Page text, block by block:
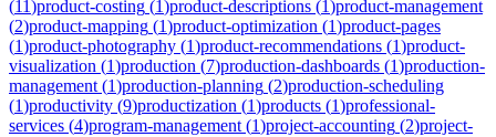
(11)product-costing (1)product-descriptions (1)product-management
(2)product-mapping (1)product-optimization (1)product-pages
(1)product-photography (1)product-recommendations (1)product-
visualization (1)production (7)production-dashboards (1)production-
management (1)production-planning (2)production-scheduling
(1)productivity (9)productization (1)products (1)professional-
services (4)program-management (1)project-accounting (2)project-